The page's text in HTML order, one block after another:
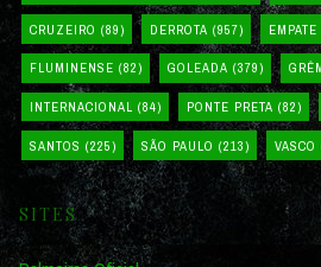
CRUZEIRO (89) DERROTA (957) EMPATE
FLUMINENSE (82) GOLEADA (379)
INTERNACIONAL (84) PONTE PRETA (82)
SANTOS (225) SÃO PAULO (213) VASCO
SITES